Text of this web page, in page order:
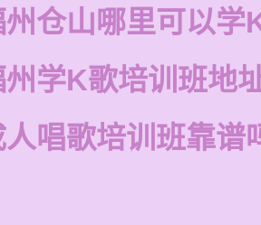
仓山哪里可以学
学K歌培训班地
人唱歌培训班靠谱